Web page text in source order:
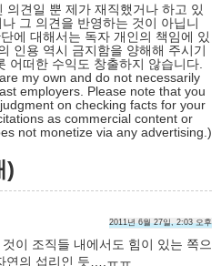
의견일 뿐 제가 재직했거나 하고 있
그 의견을 반영하는 것이 아닙니
에 대해서는 독자 개인의 책임에 있
인용 역시 금지함을 양해해 주시기
어떠한 수익도 창출하지 않습니다.
my own and do not necessarily
employers. Please note that you
on checking facts for your
as commercial content or
not monetize via any advertising.)
)
2011년 6월 27일, 2:03 오후
이 조직들 내에서도 힘이 있는 쪽으
연의 섭리인 듯….ㅠㅠ